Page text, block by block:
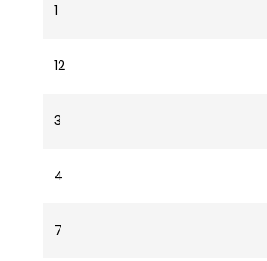
1
12
3
4
7